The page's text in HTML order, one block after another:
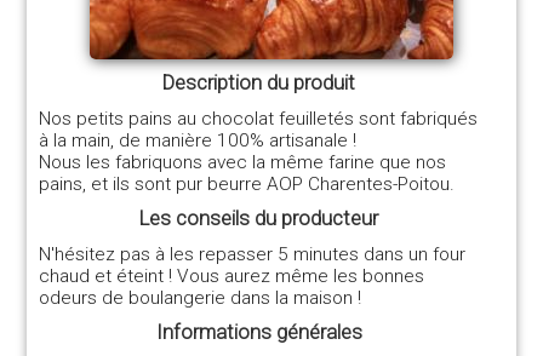
Description du produit
Nos petits pains au chocolat feuilletés sont fabriqués
à la main, de manière 100% artisanale !
Nous les fabriquons avec la même farine que nos
pains, et ils sont pur beurre AOP Charentes-Poitou.
Les conseils du producteur
N'hésitez pas à les repasser 5 minutes dans un four
chaud et éteint ! Vous aurez même les bonnes
odeurs de boulangerie dans la maison !
Informations générales